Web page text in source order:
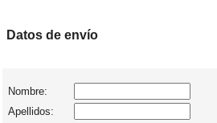
Datos de envío
Nombre:
Apellidos: